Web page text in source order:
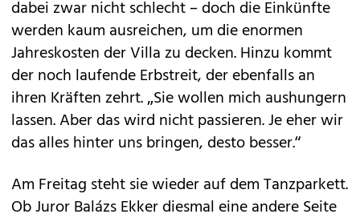
dabei zwar nicht schlecht – doch die Einkünfte
werden kaum ausreichen, um die enormen
Jahreskosten der Villa zu decken. Hinzu kommt
der noch laufende Erbstreit, der ebenfalls an
ihren Kräften zehrt. „Sie wollen mich aushungern
lassen. Aber das wird nicht passieren. Je eher wir
das alles hinter uns bringen, desto besser.“
Am Freitag steht sie wieder auf dem Tanzparkett.
Ob Juror Balázs Ekker diesmal eine andere Seite